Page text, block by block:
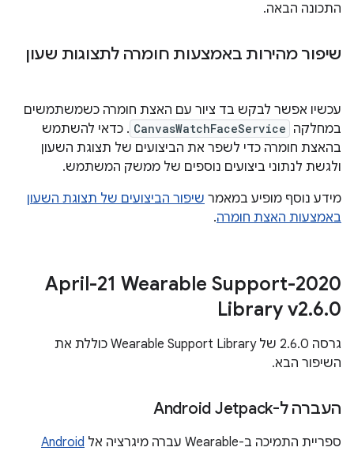
התכונה הבאה.
שיפור מהירות באמצעות חומרה לתצוגות שעון
עכשיו אפשר לבקש בד ציור עם האצת חומרה כשמשתמשים
במחלקה CanvasWatchFaceService . כדאי להשתמש
בהאצת חומרה כדי לשפר את הביצועים של תצוגת השעון
ולגשת לנתוני ביצועים נוספים של ממשק המשתמש.
מידע נוסף מופיע במאמר שיפור הביצועים של תצוגת השעון
באמצעות האצת חומרה.
‫2020-April-21 Wearable Support
Library v2.6.0
גרסה 2.6.0 של Wearable Support Library כוללת את
השיפור הבא.
העברה ל-Android Jetpack
ספריית התמיכה ב-Wearable עברה מיגרציה אל
Android